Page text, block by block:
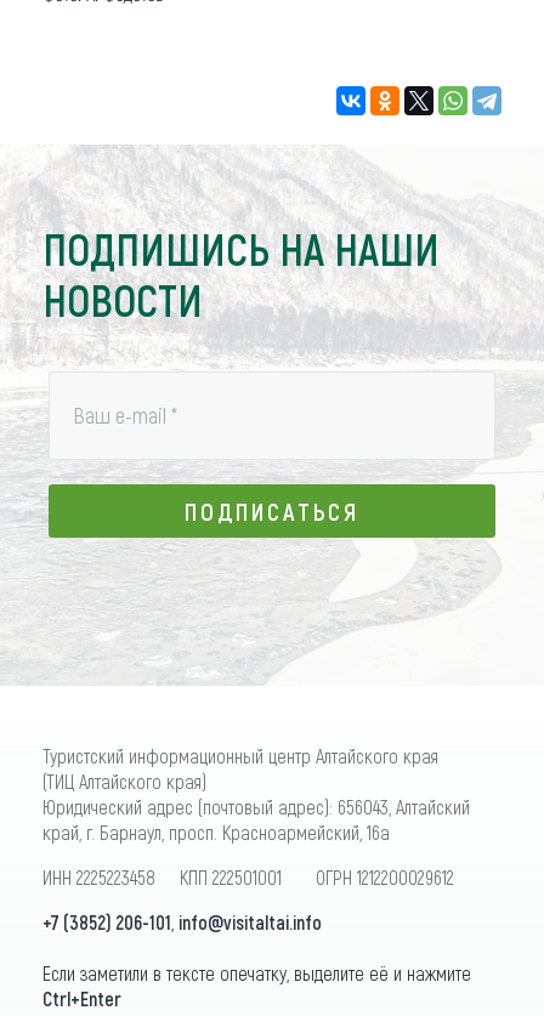
ПОДПИШИСЬ НА НАШИ
НОВОСТИ
Ваш e-mail *
ПОДПИСАТЬСЯ
ПОДПИСАТЬСЯ
Туристский информационный центр Алтайского края
(ТИЦ Алтайского края)
Юридический адрес (почтовый адрес): 656043, Алтайский
край, г. Барнаул, просп. Красноармейский, 16а
ИНН 2225223458 КПП 222501001 ОГРН 1212200029612
+7 (3852) 206-101 info@visitaltai.info
Если заметили в тексте опечатку, выделите её и нажмите
Ctrl+Enter